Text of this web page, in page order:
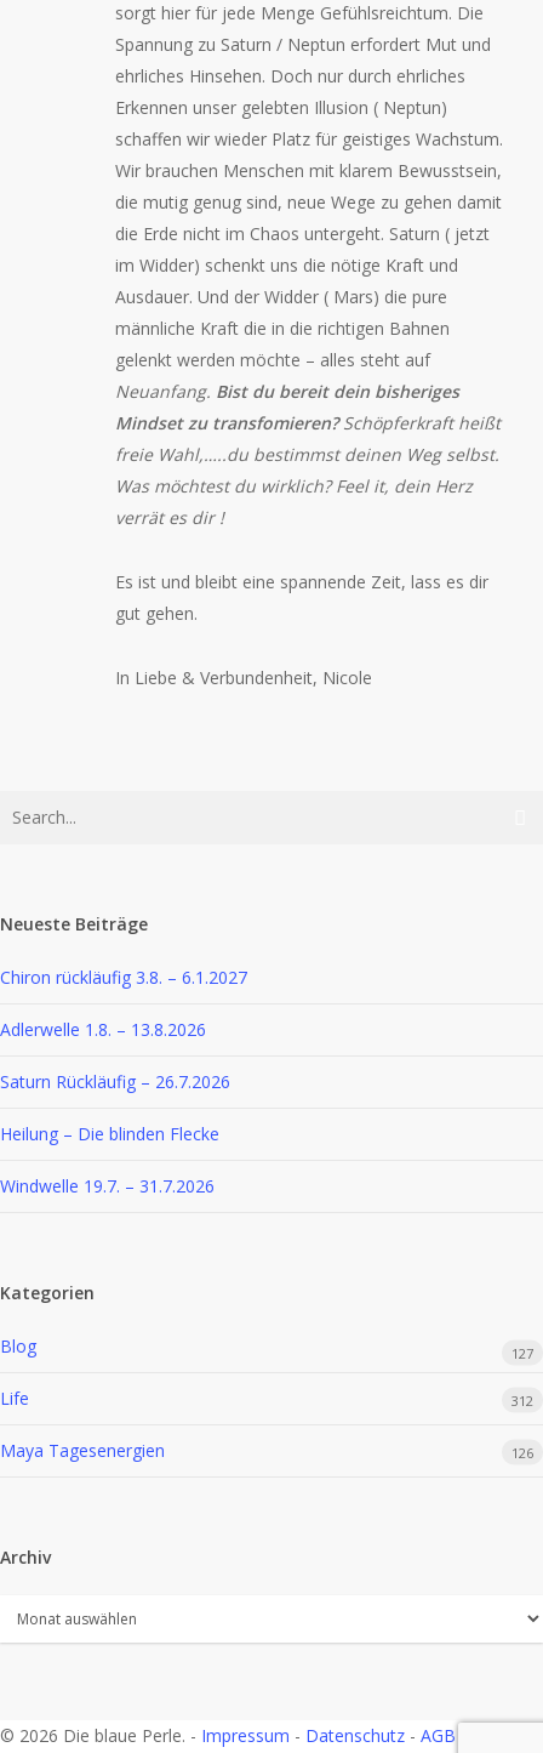
sorgt hier für jede Menge Gefühlsreichtum. Die
Spannung zu Saturn / Neptun erfordert Mut und
ehrliches Hinsehen. Doch nur durch ehrliches
Erkennen unser gelebten Illusion ( Neptun)
schaffen wir wieder Platz für geistiges Wachstum.
Wir brauchen Menschen mit klarem Bewusstsein,
die mutig genug sind, neue Wege zu gehen damit
die Erde nicht im Chaos untergeht. Saturn ( jetzt
im Widder) schenkt uns die nötige Kraft und
Ausdauer. Und der Widder ( Mars) die pure
männliche Kraft die in die richtigen Bahnen
gelenkt werden möchte – alles steht auf
Neuanfang. Bist du bereit dein bisheriges
Mindset zu transfomieren?Schöpferkraft heißt
freie Wahl,…..du bestimmst deinen Weg selbst.
Was möchtest du wirklich? Feel it, dein Herz
verrät es dir !
Es ist und bleibt eine spannende Zeit, lass es dir
gut gehen.
In Liebe & Verbundenheit, Nicole
Neueste Beiträge
Chiron rückläufig 3.8. – 6.1.2027
Adlerwelle 1.8. – 13.8.2026
Saturn Rückläufig – 26.7.2026
Heilung – Die blinden Flecke
Windwelle 19.7. – 31.7.2026
Kategorien
Blog 127
Life 312
Maya Tagesenergien 126
Archiv
Archiv
© 2026 Die blaue Perle. - Impressum - Datenschutz - AGB